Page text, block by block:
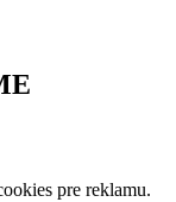
pre reklamu.